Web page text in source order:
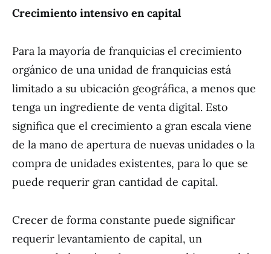
Crecimiento intensivo en capital
Para la mayoría de franquicias el crecimiento
orgánico de una unidad de franquicias está
limitado a su ubicación geográfica, a menos que
tenga un ingrediente de venta digital. Esto
significa que el crecimiento a gran escala viene
de la mano de apertura de nuevas unidades o la
compra de unidades existentes, para lo que se
puede requerir gran cantidad de capital.
Crecer de forma constante puede significar
requerir levantamiento de capital, un